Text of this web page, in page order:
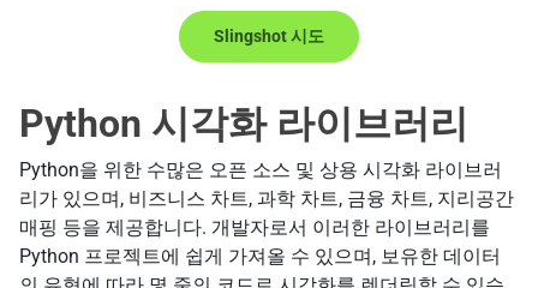
Slingshot 시도
Python 시각화 라이브러리
Python을 위한 수많은 오픈 소스 및 상용 시각화 라이브러
리가 있으며, 비즈니스 차트, 과학 차트, 금융 차트, 지리공간
매핑 등을 제공합니다. 개발자로서 이러한 라이브러리를
Python 프로젝트에 쉽게 가져올 수 있으며, 보유한 데이터